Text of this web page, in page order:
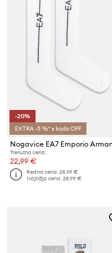
-20%
EXTRA -5 %* s kodo OFF
Nogavice EA7 Emporio
Trenutna cena:
22,99 €
Redna cena:28,99 €
Najnižja cena:28,99 €